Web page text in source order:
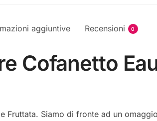
aggiuntive Recensioni 0
Cofanetto
Fruttata. Siamo di fronte ad un